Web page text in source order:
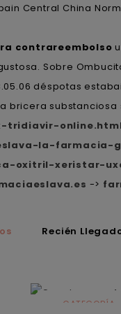
Central China
contrareembolso
Sobre
déspotas
substanciosa
tridiavir-
la-farmacia-
oxitril-xeristar-
->
Recién
CATEGORÍA